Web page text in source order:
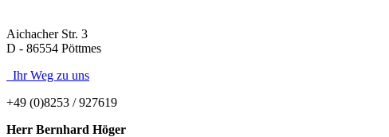
Aichacher Str. 3
D - 86554 Pöttmes
Ihr Weg zu uns
+49 (0)8253 / 927619
Herr Bernhard Höger